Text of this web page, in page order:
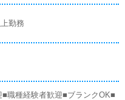
して働けます。お客様と対面で
送迎業務の空き時間に、事務所
勤務
職種経験者歓迎■ブランクOK■